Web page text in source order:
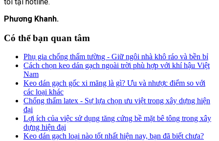
Phương Khanh.
Có thể bạn quan tâm
Phụ gia chống thấm tường - Giữ ngôi nhà khô ráo và bền bỉ
Cách chọn keo dán gạch ngoài trời phù hợp với khí hậu Việt
Nam
Keo dán gạch gốc xi măng là gì? Ưu và nhược điểm so với
các loại khác
Chống thấm latex - Sự lựa chọn ưu việt trong xây dựng hiện
đại
Lợi ích của việc sử dụng tăng cứng bề mặt bê tông trong xây
dựng hiện đại
Keo dán gạch loại nào tốt nhất hiện nay, bạn đã biết chưa?